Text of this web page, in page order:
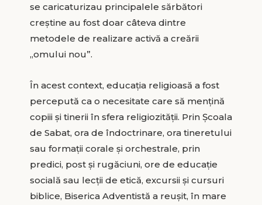
se caricaturizau principalele sărbători
creștine au fost doar câteva dintre
metodele de realizare activă a creării
„omului nou”.
În acest context, educația religioasă a fost
percepută ca o necesitate care să mențină
copiii și tinerii în sfera religiozității. Prin Școala
de Sabat, ora de îndoctrinare, ora tineretului
sau formații corale și orchestrale, prin
predici, post și rugăciuni, ore de educație
socială sau lecții de etică, excursii și cursuri
biblice, Biserica Adventistă a reușit, în mare